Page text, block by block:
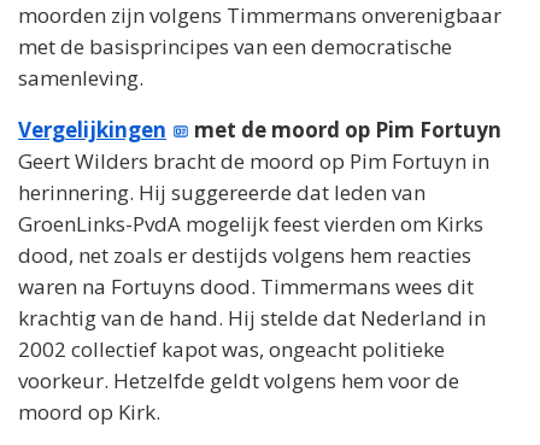
moorden zijn volgens Timmermans onverenigbaar
met de basisprincipes van een democratische
samenleving.
Vergelijkingen
met de moord op Pim Fortuyn
Geert Wilders bracht de moord op Pim Fortuyn in
herinnering. Hij suggereerde dat leden van
GroenLinks-PvdA mogelijk feest vierden om Kirks
dood, net zoals er destijds volgens hem reacties
waren na Fortuyns dood. Timmermans wees dit
krachtig van de hand. Hij stelde dat Nederland in
2002 collectief kapot was, ongeacht politieke
voorkeur. Hetzelfde geldt volgens hem voor de
moord op Kirk.